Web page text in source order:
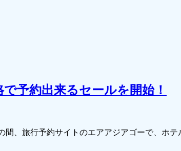
予約出来るセールを開始！
、旅行予約サイトのエアアジアゴーで、ホテ